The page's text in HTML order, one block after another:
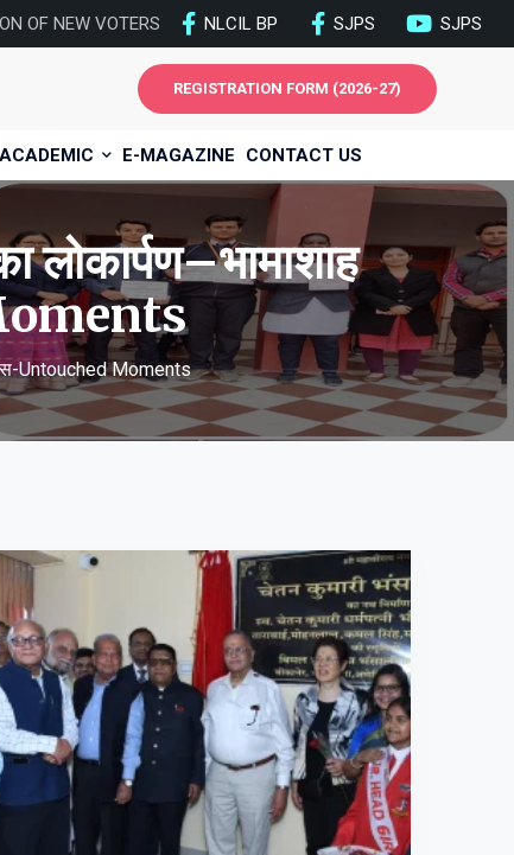
OF NEW VOTERS NLCIL BP SJPS SJPS
REGISTRATION FORM (2026-27)
ACADEMIC E-MAGAZINE CONTACT US
लोकार्पण–भामाशाह
Untouched Moments